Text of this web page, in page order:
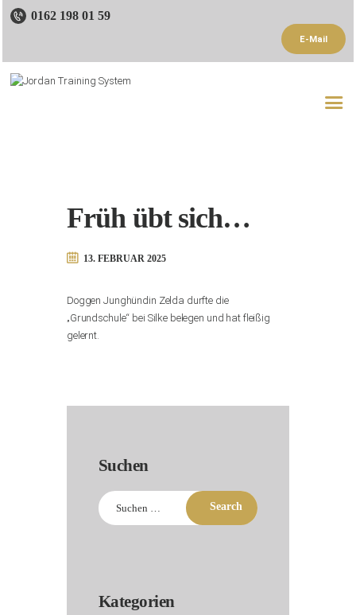
0162 198 01 59
E-Mail
Blog
Kontakt
Früh übt sich…
13. FEBRUAR 2025
Doggen Junghündin Zelda durfte die
„Grundschule“ bei Silke belegen und hat fleißig
gelernt.
Suchen
Suchen
nach:
Kategorien